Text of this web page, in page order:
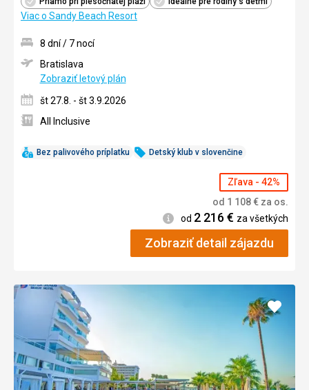
Viac o Sandy Beach Resort
Bez palivového príplatku Detský klub v slovenčine
8 dní / 7 nocí
Bratislava
Zobraziť letový plán
št 27.8. - št 3.9.2026
All Inclusive
Zľava - 42%
od 1 108€ za os.
Informácie
od 2 216€ za všetkých
Zobraziť detail zájazdu
Pridať